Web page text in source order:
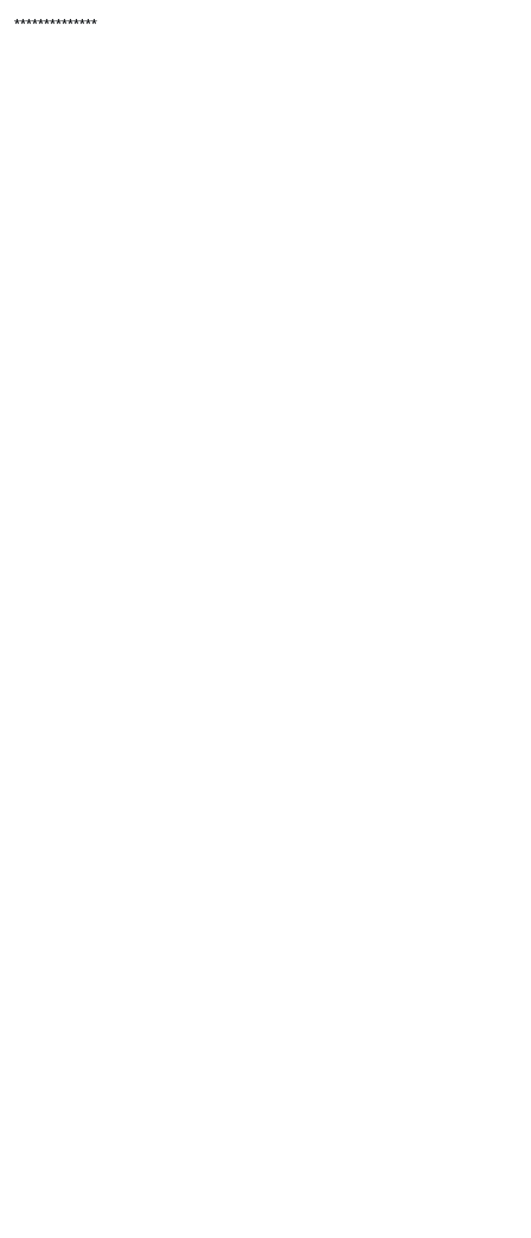
**************